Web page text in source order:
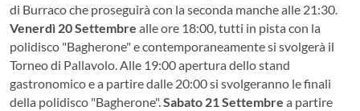
di Burraco che proseguirà con la seconda manche alle 21:30.
Venerdì 20 Settembre alle ore 18:00, tutti in pista con la
polidisco "Bagherone" e contemporaneamente si svolgerà il
Torneo di Pallavolo. Alle 19:00 apertura dello stand
gastronomico e a partire dalle 20:00 si svolgeranno le finali
della polidisco "Bagherone".Sabato 21 Settembre a partire